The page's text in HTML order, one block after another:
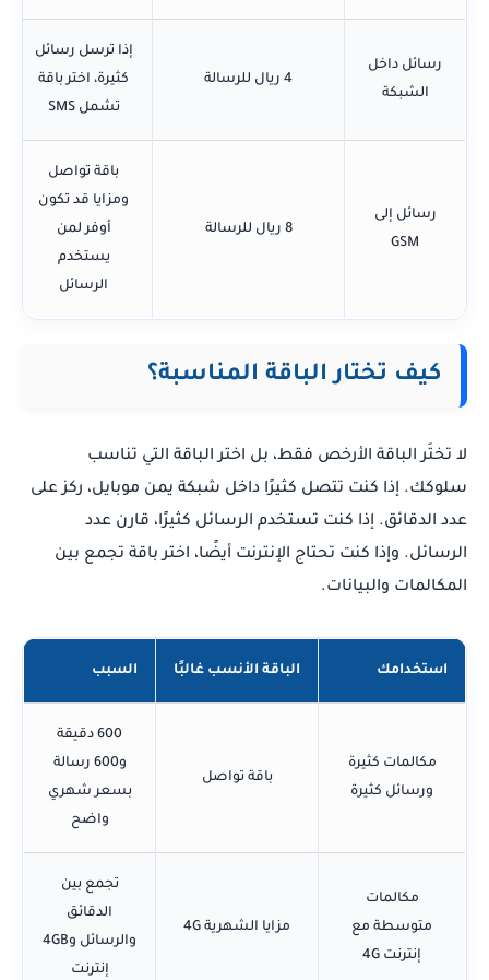
رسائل داخل
الشبكة
4 ريال للرسالة
إذا ترسل رسائل
كثيرة، اختر باقة
تشمل SMS
رسائل إلى
GSM
8 ريال للرسالة
باقة تواصل
ومزايا قد تكون
أوفر لمن
يستخدم
الرسائل
كيف تختار الباقة المناسبة؟
لا تختَر الباقة الأرخص فقط، بل اختر الباقة التي تناسب
سلوكك. إذا كنت تتصل كثيرًا داخل شبكة يمن موبايل، ركز على
عدد الدقائق. إذا كنت تستخدم الرسائل كثيرًا، قارن عدد
الرسائل. وإذا كنت تحتاج الإنترنت أيضًا، اختر باقة تجمع بين
المكالمات والبيانات.
استخدامك الباقة الأنسب غالبًا السبب
مكالمات كثيرة
ورسائل كثيرة
باقة تواصل
600 دقيقة
و600 رسالة
بسعر شهري
واضح
مكالمات
متوسطة مع
إنترنت 4G
مزايا الشهرية 4G
تجمع بين
الدقائق
والرسائل و4GB
إنترنت